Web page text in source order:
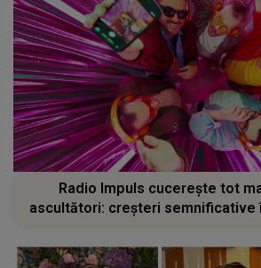
Radio Impuls cucerește tot
ascultători: creșteri semnificative